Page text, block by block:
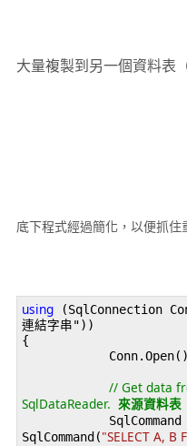
大量複製到另一個資料表
底下程式經過簡化，以便抓住
using (SqlConnection
連結字串"))
{
// Get data
SqlDataReader. 來源資料表
SqlCommand("SELECT A, B